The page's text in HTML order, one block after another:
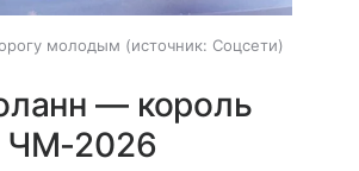
молодым источник: Соцсети
— король
ЧМ-2026